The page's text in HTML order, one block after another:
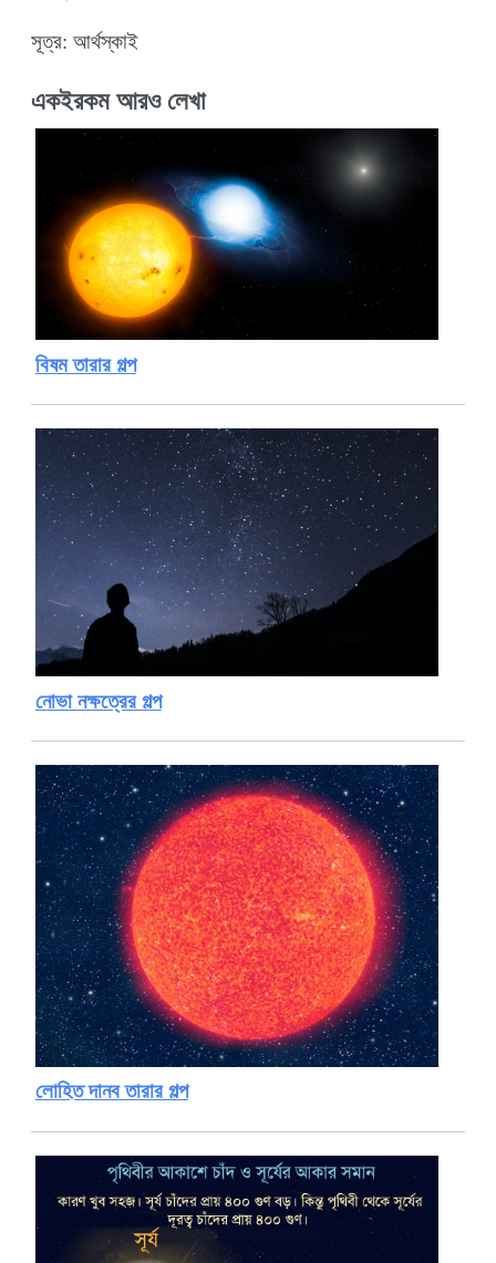
সূত্র: আর্থস্কাই
একইরকম আরও লেখা
বিষম তারার গল্প
নোভা নক্ষত্রের গল্প
লোহিত দানব তারার গল্প